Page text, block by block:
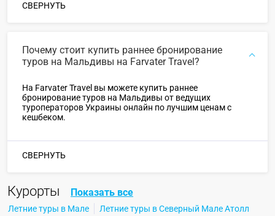
СВЕРНУТЬ
Почему стоит купить раннее бронирование
туров на Мальдивы на Farvater Travel?
На Farvater Travel вы можете купить раннее
бронирование туров на Мальдивы от ведущих
туроператоров Украины онлайн по лучшим ценам с
кешбеком.
СВЕРНУТЬ
Курорты Показать все
Летние туры в Мале
Летние туры в Северный Мале Атолл